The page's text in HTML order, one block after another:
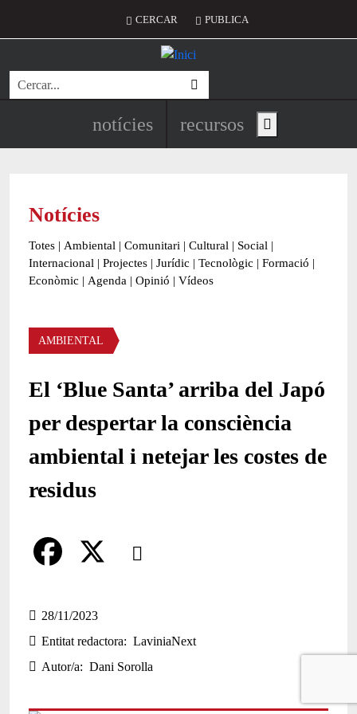
Menú del compte d'usuari
CERCAR PUBLICA
Cerca
Navegació principal de
notícies recursos Show main menu
Notícies
Totes | Ambiental | Comunitari | Cultural | Social |
Internacional | Projectes | Jurídic | Tecnològic | Formació |
Econòmic | Agenda | Opinió | Vídeos
Àmbit de la notícia
AMBIENTAL
El ‘Blue Santa’ arriba del Japó
per despertar la consciència
ambiental i netejar les costes de
residus
Comparteix
a
c
e
28/11/2023
Entitat redactora
LaviniaNext
Autor/a
Dani Sorolla